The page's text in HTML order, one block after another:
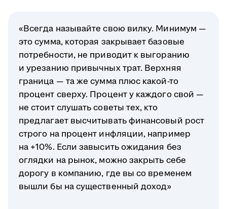
«Всегда называйте свою вилку. Минимум —
это сумма, которая закрывает базовые
потребности, не приводит к выгоранию
и урезанию привычных трат. Верхняя
граница — та же сумма плюс какой-то
процент сверху. Процент у каждого свой —
не стоит слушать советы тех, кто
предлагает высчитывать финансовый рост
строго на процент инфляции, например
на +10%. Если завысить ожидания без
оглядки на рынок, можно закрыть себе
дорогу в компанию, где вы со временем
вышли бы на существенный доход»